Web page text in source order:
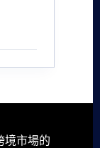
境市場的